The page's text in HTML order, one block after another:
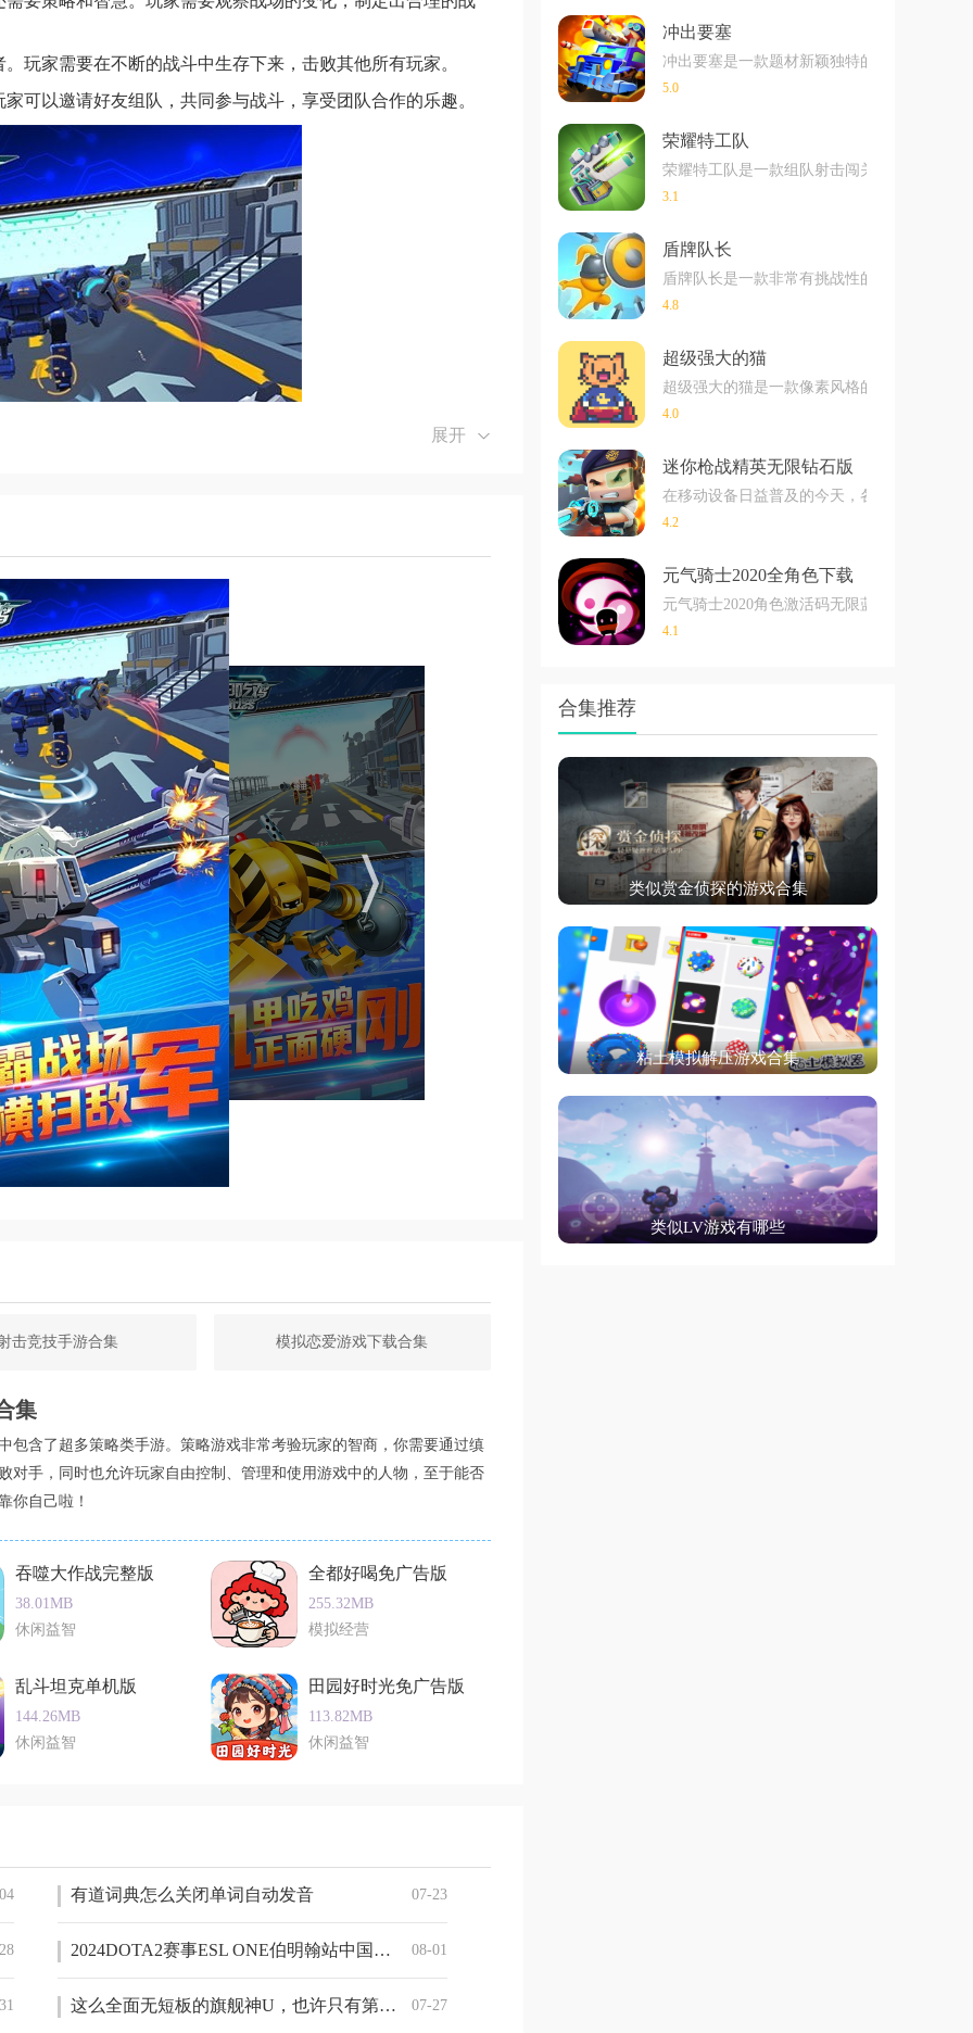
玩家需要在不断的战斗中生存下来，击败其他所有玩家。
可以邀请好友组队，共同参与战斗，享受团队合作的乐趣。
科技感，为游戏增添了不少亮点。
刺激且充满变数，每一场战斗都让人热血沸腾。
了丰富的战斗环境和战术选择。
能够轻松邀请好友组队，共同享受游戏的乐趣。
可以根据自己的需求打造出独一无二的战斗机甲。
其他玩家进行实时交流和合作。
助他们快速上手游戏。
感和未来感。
感受到机甲的魅力。
激的生存挑战。
斗、策略等，使得游戏更加丰富多样。
，为玩家带来更多的惊喜和挑战。
。它以独特的机甲战斗和吃鸡玩法吸引了大量玩家，为玩家
体验刺激、地图广阔多样，让玩家能够尽情享受战斗的乐
展开
击竞技手游合集 模拟恋爱游戏下载合集
集
包含了超多策略类手游。策略游戏非常考验玩家的智商，你需要通过缜
对手，同时也允许玩家自由控制、管理和使用游戏中的人物，至于能否
你自己啦！
吞噬大作战完整版
38.01MB
休闲益智
全都好喝免广告版
255.32MB
模拟经营
乱斗坦克单机版
144.26MB
休闲益智
田园好时光免广告版
113.82MB
休闲益智
07-23
有道词典怎么关闭单词自动发音
08-01
2024DOTA2赛事ESL ONE伯明翰站中国区预选赛一览
07-27
这么全面无短板的旗舰神U，也许只有第三代骁龙8了 2023-11-0
冲出要塞
冲出要塞是一款题材新颖独特的射击游戏，
5.0
荣耀特工队
荣耀特工队是一款组队射击闯关的游戏，玩
3.1
盾牌队长
盾牌队长是一款非常有挑战性的射击休闲小
4.8
超级强大的猫
超级强大的猫是一款像素风格的休闲射击游
4.0
迷你枪战精英无限钻石版
在移动设备日益普及的今天，各种游戏应用
4.2
元气骑士2020全角色下载
元气骑士2020角色激活码无限蓝内购破解版
4.1
合集推荐
类似赏金侦探的游戏合集
粘土模拟解压游戏合集
类似LV游戏有哪些